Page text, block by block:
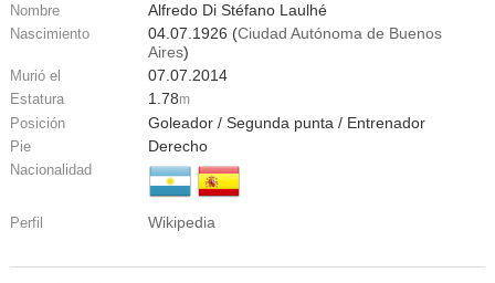
Nombre Alfredo Di Stéfano Laulhé
Nascimiento 04.07.1926 (Ciudad Autónoma de Buenos
Aires)
Murió el 07.07.2014
Estatura 1.78m
Posición Goleador / Segunda punta / Entrenador
Pie Derecho
Nacionalidad
Perfil Wikipedia